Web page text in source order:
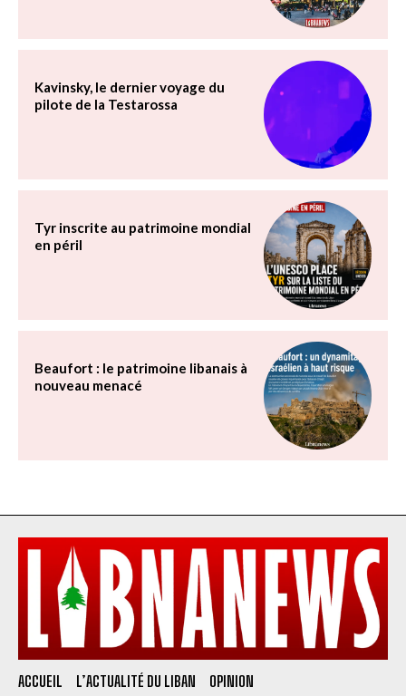
Kavinsky, le dernier voyage du
pilote de la Testarossa
Tyr inscrite au patrimoine mondial
en péril
Beaufort : le patrimoine libanais à
nouveau menacé
ACCUEIL L’ACTUALITÉ DU LIBAN
OPINION